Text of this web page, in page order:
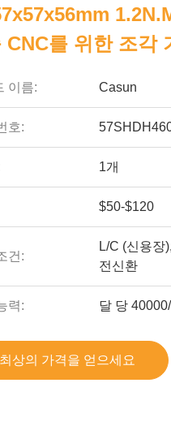
CNC를 위한 조각
이름: Casun
호:
1개
$50-$120
건:
L/C (신용장
전신환
력: 달 당
최상의 가격을 얻으세요